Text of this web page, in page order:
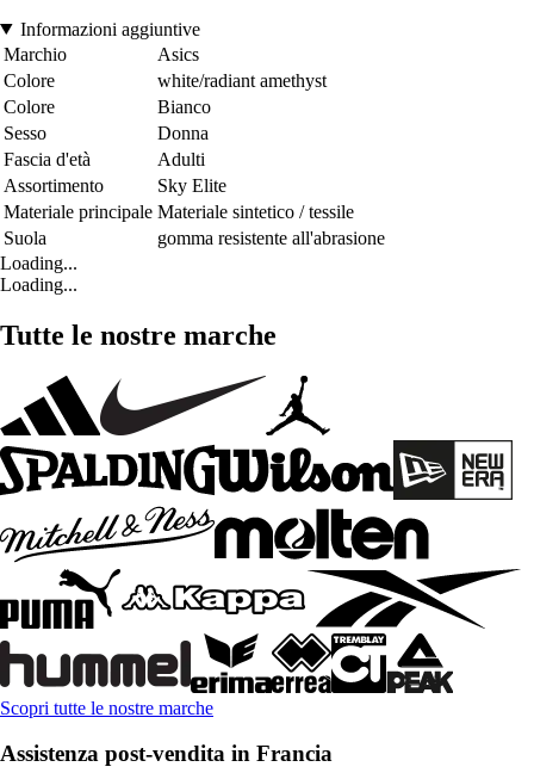
Informazioni aggiuntive
Marchio
Asics
Colore
white/radiant amethyst
Colore
Bianco
Sesso
Donna
Fascia d'età
Adulti
Assortimento
Sky Elite
Materiale principale Materiale sintetico / tessile
Suola
gomma resistente all'abrasione
Loading...
Loading...
Tutte le nostre marche
Scopri tutte le nostre marche
Assistenza post-vendita in Francia